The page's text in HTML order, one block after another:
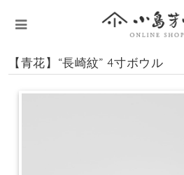
【青花】“長崎紋” 4寸ボウル